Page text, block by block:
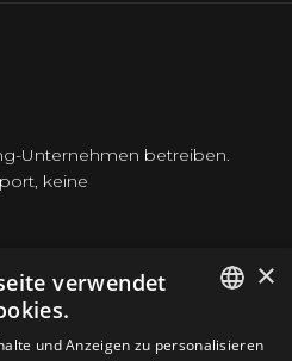
Unternehmen betreiben.
keine
ENGLISH
×
verwendet
und Anzeigen zu personalisieren